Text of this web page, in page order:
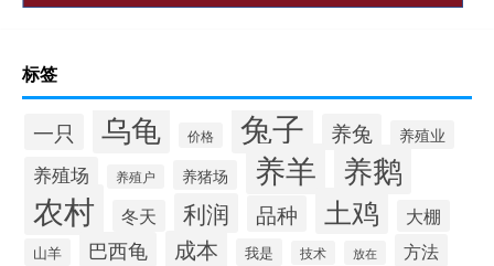
标签
一只 乌龟 价格 兔子 养兔 养殖业
养殖场 养殖户 养猪场 养羊 养鹅
农村 冬天 利润 品种 土鸡 大棚
山羊 巴西龟 成本 我是 技术 放在
方法